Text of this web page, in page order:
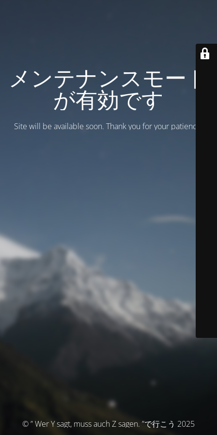
メンテナンスモード
が有効です
Site will be available soon. Thank you for your patience!
© ” Wer Y sagt, muss auch Z sagen. ”で行こう 2025